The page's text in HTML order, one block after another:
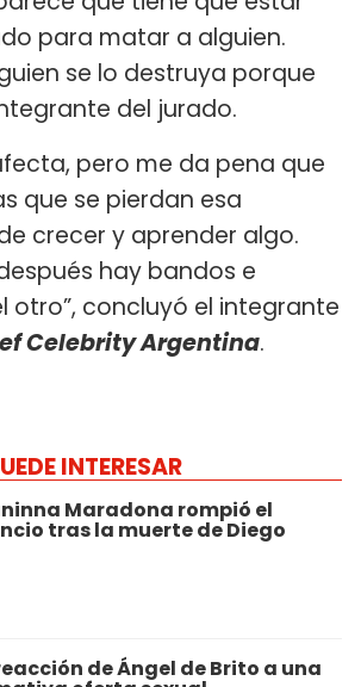
para matar a alguien.
se lo destruya porque
del jurado.
pero me da pena que
que se pierdan esa
crecer y aprender algo.
hay bandos e
otro”, concluyó el integrante
Celebrity Argentina.
INTERESAR
Maradona rompió el
tras la muerte de Diego
de Ángel de Brito a una